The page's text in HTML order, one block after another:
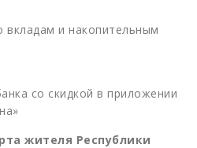
и накопительным
со скидкой в приложении
жителя Республики